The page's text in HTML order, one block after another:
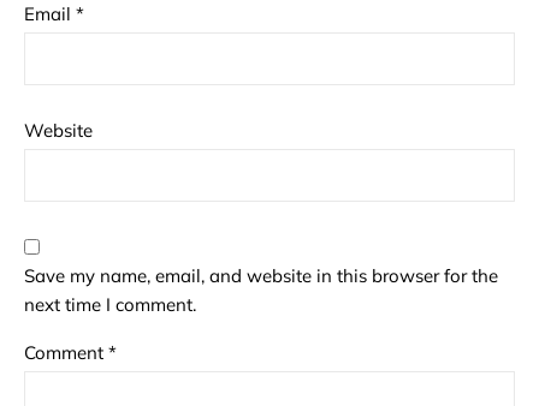
Email *
Website
Save my name, email, and website in this browser for the
next time I comment.
Comment *